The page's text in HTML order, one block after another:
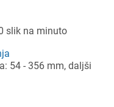
slik na minuto
54 - 356 mm, daljši